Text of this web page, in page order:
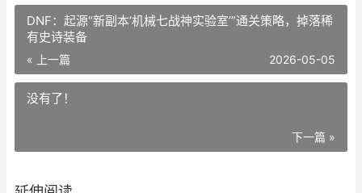
DNF：起源“新副本‘机械七战神实验室’”通关策略，掉落稀
有史诗装备
« 上一篇 2026-05-05
没有了！
下一篇 »